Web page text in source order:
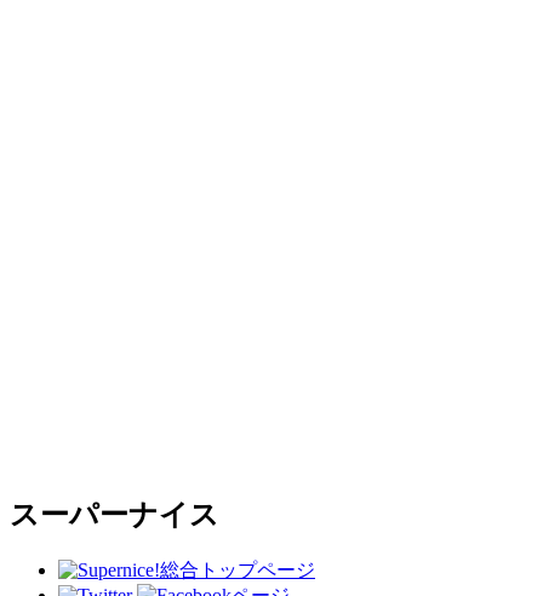
スーパーナイス
総合トップページ